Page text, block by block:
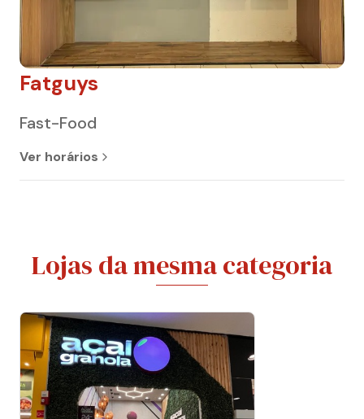
Fatguys
Fast-Food
Ver horários
Lojas da mesma categoria